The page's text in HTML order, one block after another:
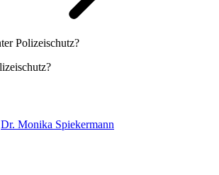
Polizeischutz?
Dr. Monika Spiekermann